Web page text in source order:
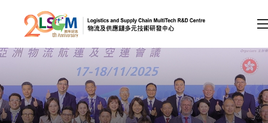
跳到內容（按回車鍵）
會員登入
A A EN 繁 简